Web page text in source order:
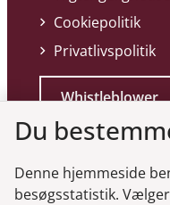
Cookiepolitik
Privatlivspolitik
Whistleblower
Du
Denne hjemmeside
besøgsstatistik.